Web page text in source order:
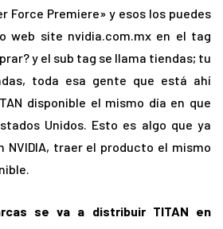
Force Premiere» y esos los puedes
web site nvidia.com.mx en el tag
y el sub tag se llama tiendas; tu
toda esa gente que está ahí
disponible el mismo día en que
Unidos. Esto es algo que ya
NVIDIA, traer el producto el mismo
se va a distribuir TITAN en